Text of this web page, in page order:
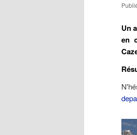
Un
en